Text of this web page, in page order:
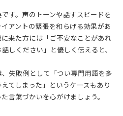
す。声のトーンや話すスピードを
アントの緊張を和らげる効果があ
来た方には「ご不安なことがあれ
しください」と優しく伝えると、
失敗例として「つい専門用語を多
てしまった」というケースもあり
言葉づかいを心がけましょう。